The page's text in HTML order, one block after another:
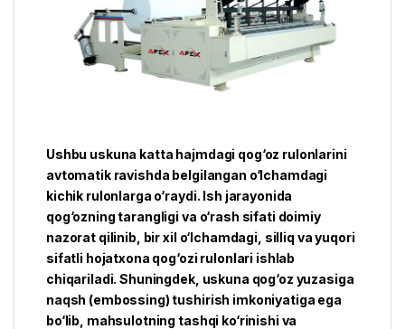
Ushbu uskuna katta hajmdagi qog‘oz rulonlarini
avtomatik ravishda belgilangan o‘lchamdagi
kichik rulonlarga o‘raydi. Ish jarayonida
qog‘ozning tarangligi va o‘rash sifati doimiy
nazorat qilinib, bir xil o‘lchamdagi, silliq va yuqori
sifatli hojatxona qog‘ozi rulonlari ishlab
chiqariladi. Shuningdek, uskuna qog‘oz yuzasiga
naqsh (embossing) tushirish imkoniyatiga ega
bo‘lib, mahsulotning tashqi ko‘rinishi va